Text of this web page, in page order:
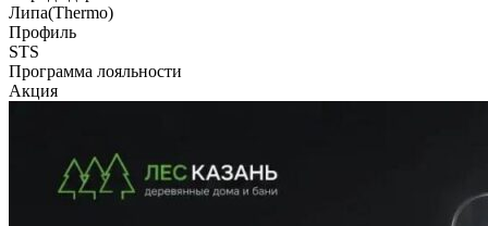
Липа(Thermo)
Профиль
STS
Программа лояльности
Акция